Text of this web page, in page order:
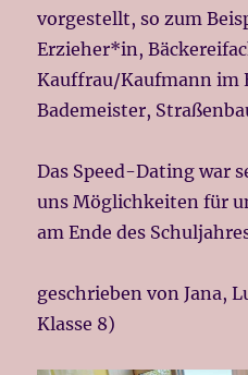
vorgestellt, so zum
Erzieher*in,
Kauffrau/Kaufmann im
Bademeister,
Das Speed-Dating war
uns Möglichkeiten für
am Ende des
geschrieben von Jana,
Klasse 8)